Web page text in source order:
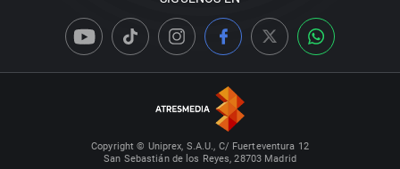
Copyright © Uniprex, S.A.U., C/ Fuerteventura 12
San Sebastián de los Reyes, 28703 Madrid